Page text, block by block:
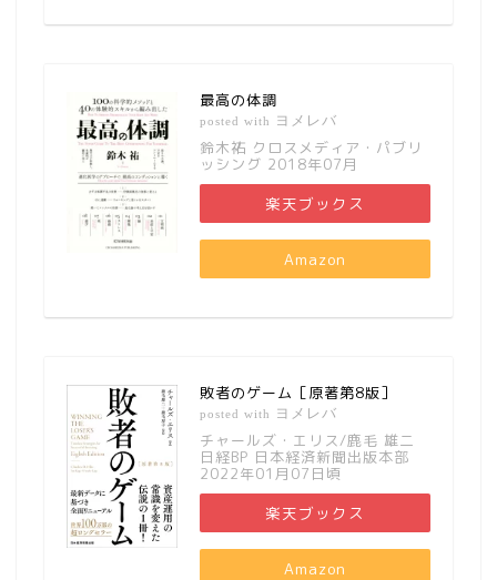
最高の体調
posted with ヨメレバ
鈴木祐 クロスメディア・パブリ
ッシング 2018年07月
楽天ブックス
Amazon
敗者のゲーム［原著第8版］
posted with ヨメレバ
チャールズ・エリス/鹿毛 雄二
日経BP 日本経済新聞出版本部
2022年01月07日頃
楽天ブックス
Amazon